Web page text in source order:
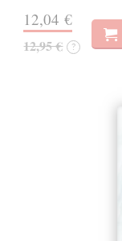
12,04 €
12,95 € ?